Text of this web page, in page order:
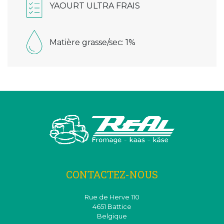
YAOURT ULTRA FRAIS
Matière grasse/sec: 1%
CONTACTEZ-NOUS
Rue de Herve 110
4651 Battice
Belgique